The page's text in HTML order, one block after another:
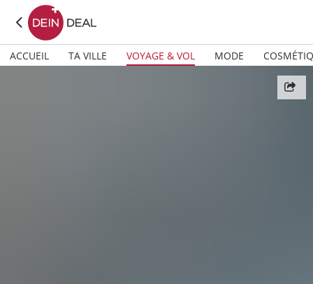
ACCUEIL TA VILLE VOYAGE & VOL MODE